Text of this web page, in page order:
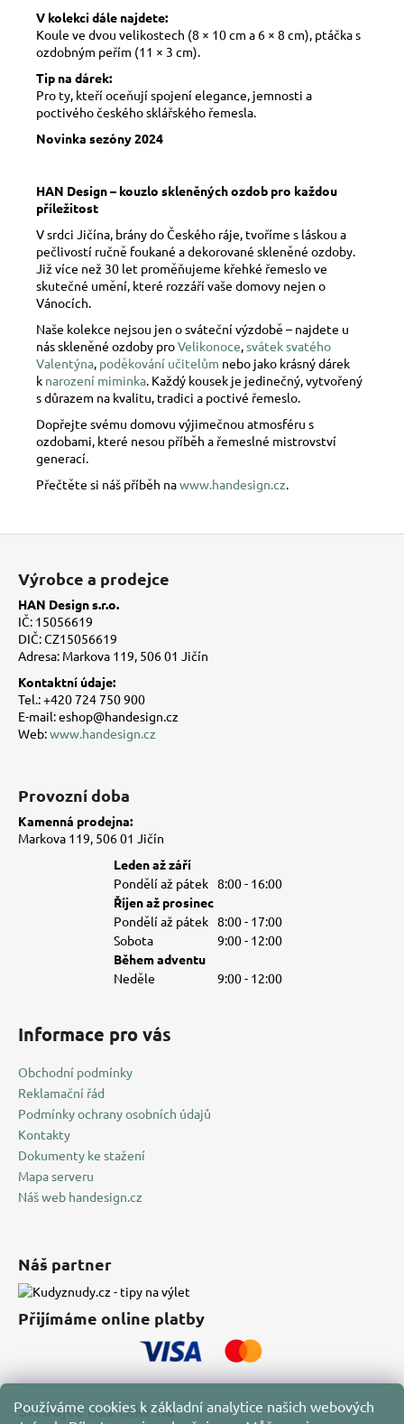
Používáme cookies k základní analytice našich webových
V kolekci dále najdete:
Koule ve dvou velikostech (8 × 10 cm a 6 × 8 cm), ptáčka s
ozdobným peřím (11 × 3 cm).
Tip na dárek:
Pro ty, kteří oceňují spojení elegance, jemnosti a
poctivého českého sklářského řemesla.
Novinka sezóny 2024
HAN Design – kouzlo skleněných ozdob pro každou
příležitost
V srdci Jičína, brány do Českého ráje, tvoříme s láskou a
pečlivostí ručně foukané a dekorované skleněné ozdoby.
Již více než 30 let proměňujeme křehké řemeslo ve
skutečné umění, které rozzáří vaše domovy nejen o
Vánocích.
Naše kolekce nejsou jen o sváteční výzdobě – najdete u
nás skleněné ozdoby proVelikonoce,svátek svatého
Valentýna, poděkování učitelům nebo jako krásný dárek
k narození miminka. Každý kousek je jedinečný, vytvořený
s důrazem na kvalitu, tradici a poctivé řemeslo.
Dopřejte svému domovu výjimečnou atmosféru s
ozdobami, které nesou příběh a řemeslné mistrovství
generací.
Přečtěte si náš příběh nawww.handesign.cz.
Výrobce a prodejce
HAN Design s.r.o.
IČ: 15056619
DIČ: CZ15056619
Adresa: Markova 119, 506 01 Jičín
Kontaktní údaje:
Tel.: +420 724 750 900
E-mail: eshop@handesign.cz
Web:www.handesign.cz
Provozní doba
Kamenná prodejna:
Markova 119, 506 01 Jičín
Leden až září
Pondělí až pátek 8:00 - 16:00
Říjen až prosinec
Pondělí až pátek 8:00 - 17:00
Sobota
9:00 - 12:00
Během adventu
Neděle
9:00 - 12:00
Informace pro vás
Obchodní podmínky
Reklamační řád
Podmínky ochrany osobních údajů
Kontakty
Dokumenty ke stažení
Mapa serveru
Náš web handesign.cz
Náš partner
Přijímáme online platby
Sledujte nás také na